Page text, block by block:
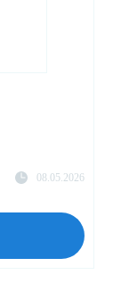
08.05.2026